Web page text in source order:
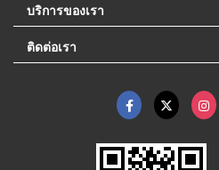
บริการของเรา
ติดต่อเรา